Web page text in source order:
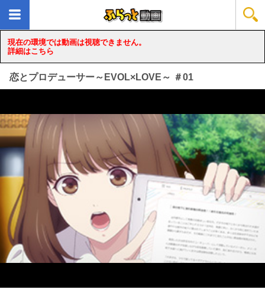
現在の環境では動画は視聴できません。
詳細はこちら
恋とプロデューサー～EVOL×LOVE～ ＃01
loading...